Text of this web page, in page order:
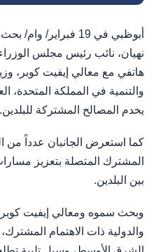
أبوظبي في 19
نهيان، نائب رئيس مجلس
هاتفي مع معالي إيفيت كوبر،
والتنمية في المملكة المتحدة،
يخدم المصالح المشتركة للبلدين.
كما استعرض الجانبان عدداً من
المشترك المتصلة بتعزيز
بين البلدين.
وبحث سموه ومعالي إيفيت كوبر
والدولية ذات الاهتمام